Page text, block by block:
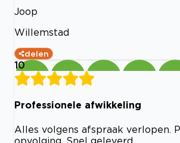
Joop
Willemstad
delen
10
Professionele afwikkeling
Alles volgens afspraak verlopen.
opvolging. Snel geleverd.